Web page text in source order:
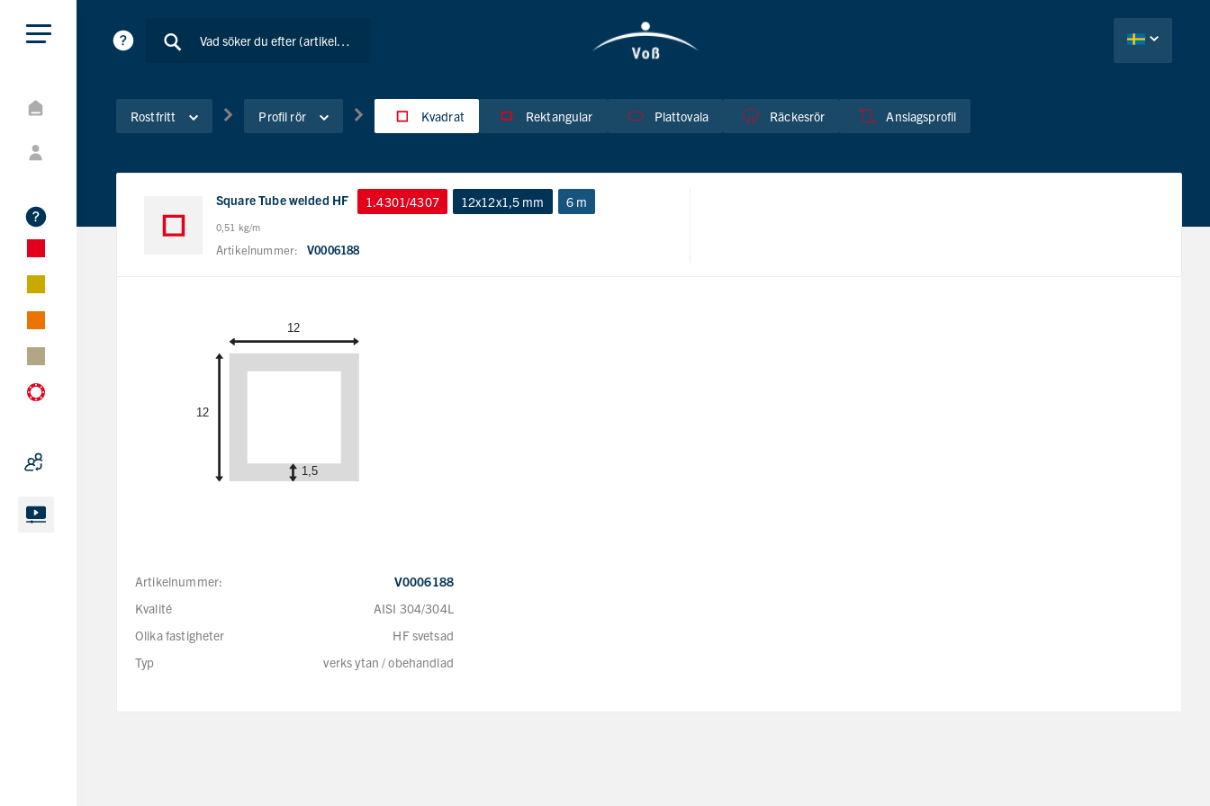
Rostfritt Profil rör Kvadrat Rektangular Plattovala Räckesrör Anslagsprofil
Square Tube welded HF 1.4301/4307 12x12x1,5 mm 6 m
0,51 kg/m
Artikelnummer: V0006188
Artikelnummer:
V0006188
Kvalité
AISI 304/304L
Olika fastigheter
HF svetsad
Typ
verks ytan / obehandlad